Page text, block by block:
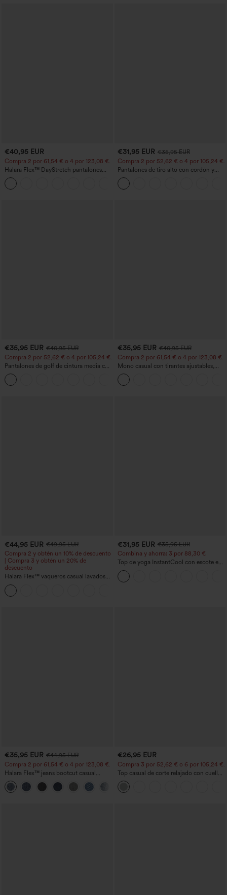
€40,95 EUR
Compra 2 por 61,54 € o 4 por 123,08 €.
Halara Flex™ DayStretch pantalones
acampanados de trabajo de tiro medio
con bolsillo lateral con cremallera
€31,95 EUR €35,95 EUR
Compra 2 por 52,62 € o 4 por 105,24 €.
Pantalones de tiro alto con cordón y
bolsillos, pernera ancha, holgados y de
estilo casual con tacto de lino.
€35,95 EUR €40,95 EUR
Compra 2 por 52,62 € o 4 por 105,24 €.
Pantalones de golf de cintura media con
cordón, dobladillo curvo, secado rápido,
de corte cónico y con bolsillos - UPF40+
€35,95 EUR €40,95 EUR
Compra 2 por 61,54 € o 4 por 123,08 €.
Mono casual con tirantes ajustables,
fruncidos, pierna ancha, tejido jaspeado
y bolsillos - Easy Peezy
€44,95 EUR €49,95 EUR
Compra 2 y obtén un 10% de descuento
| Compra 3 y obtén un 20% de
descuento
Halara Flex™ vaqueros casual lavados
asimétricos de tiro bajo con bolsillos
con cremallera, corte baggy y pierna
ancha
€31,95 EUR €35,95 EUR
Combina y ahorra: 3 por 88,30 €
Top de yoga InstantCool con escote en
U y bajo curvado - UPF50+
€35,95 EUR €44,95 EUR
Compra 2 por 61,54 € o 4 por 123,08 €.
Halara Flex™ jeans bootcut casual
lavados, de talle alto y con bolsillos
€26,95 EUR
Compra 3 por 52,62 € o 6 por 105,24 €.
Top casual de corte relajado con cuello
redondo y mangas murciélago.